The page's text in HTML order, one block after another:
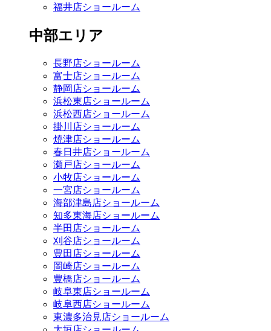
福井店ショールーム
中部エリア
長野店ショールーム
富士店ショールーム
静岡店ショールーム
浜松東店ショールーム
浜松西店ショールーム
掛川店ショールーム
焼津店ショールーム
春日井店ショールーム
瀬戸店ショールーム
小牧店ショールーム
一宮店ショールーム
海部津島店ショールーム
知多東海店ショールーム
半田店ショールーム
刈谷店ショールーム
豊田店ショールーム
岡崎店ショールーム
豊橋店ショールーム
岐阜東店ショールーム
岐阜西店ショールーム
東濃多治見店ショールーム